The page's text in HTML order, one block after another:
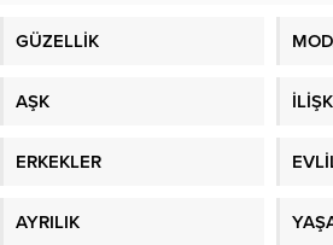
GÜZELLİK
AŞK
ERKEKLER
AYRILIK